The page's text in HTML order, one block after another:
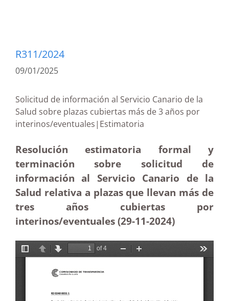
R311/2024
09/01/2025
Solicitud de información al Servicio Canario de la
Salud sobre plazas cubiertas más de 3 años por
interinos/eventuales|Estimatoria
Resolución estimatoria formal y
terminación sobre solicitud de
información al Servicio Canario de la
Salud relativa a plazas que llevan más de
tres años cubiertas por
interinos/eventuales (29-11-2024)